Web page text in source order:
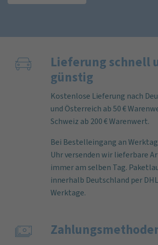
Lieferung schnell
günstig
Kostenlose Lieferung nach
und Österreich ab 50 €
Schweiz ab 200 € Warenwert.
Bei Bestelleingang an
Uhr versenden wir lieferbare
immer am selben Tag.
innerhalb Deutschland per DHL
Werktage.